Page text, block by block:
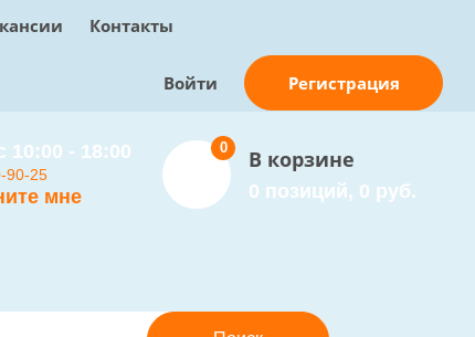
Контакты
Войти Регистрация
10:00 - 18:00
90-25
мне
В корзине
0 позиций, 0 руб.
0